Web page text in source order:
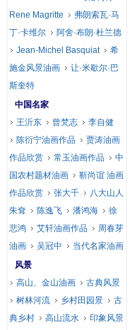
Rene Magritte
弗朗索瓦·马
丁·卡维尔
阿舍·布朗·杜兰德
Jean-Michel Basquiat
希
施金风景油画
让·米歇尔·巴
斯奎特
中国名家
王沂东
曾梵志
李自健
陈衍宁油画作品
贾涛油画
作品欣赏
常玉油画作品
中
国农村题材油画
靳尚谊 油画
作品欣赏
张大千
八大山人
朱耷
陈逸飞 潘鸿海
徐
悲鸿
艾轩油画作品
周春芽
油画
吴冠中
当代名家油画
风景
高山、金山油画
古典风景
树林河流
乡村田园景
古
典乡村
高山流水
印象风景